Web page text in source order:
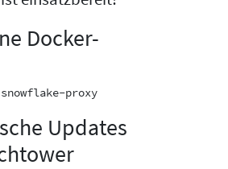
Docker-
Updates